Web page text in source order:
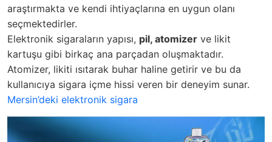
araştırmakta ve kendi ihtiyaçlarına en uygun olanı
seçmektedirler.
Elektronik sigaraların yapısı, pil, atomizer ve likit
kartuşu gibi birkaç ana parçadan oluşmaktadır.
Atomizer, likiti ısıtarak buhar haline getirir ve bu da
kullanıcıya sigara içme hissi veren bir deneyim sunar.
Mersin’deki elektronik sigara